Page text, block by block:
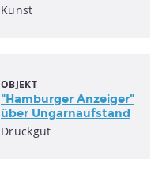
Kunst
OBJEKT
"Hamburger Anzeiger"
über Ungarnaufstand
Druckgut